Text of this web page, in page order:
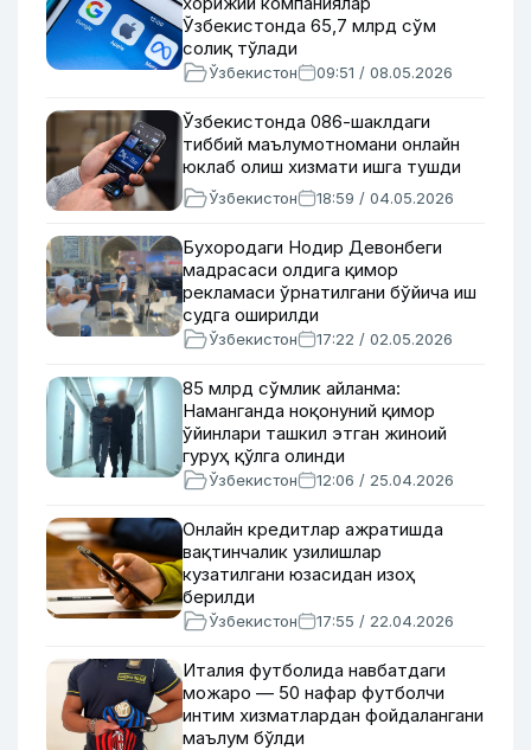
Ўзбекистонда 65,7 млрд сўм
солиқ тўлади
Ўзбекистон 09:51 / 08.05.2026
Ўзбекистонда 086-шаклдаги
тиббий маълумотномани онлайн
юклаб олиш хизмати ишга тушди
Ўзбекистон 18:59 / 04.05.2026
Бухородаги Нодир Девонбеги
мадрасаси олдига қимор
рекламаси ўрнатилгани бўйича иш
судга оширилди
Ўзбекистон 17:22 / 02.05.2026
85 млрд сўмлик айланма:
Наманганда ноқонуний қимор
ўйинлари ташкил этган жиноий
гуруҳ қўлга олинди
Ўзбекистон 12:06 / 25.04.2026
Онлайн кредитлар ажратишда
вақтинчалик узилишлар
кузатилгани юзасидан изоҳ
берилди
Ўзбекистон 17:55 / 22.04.2026
Италия футболида навбатдаги
можаро — 50 нафар футболчи
интим хизматлардан фойдалангани
маълум бўлди